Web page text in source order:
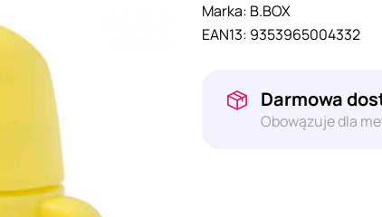
Marka: B.BOX
EAN13: 9353965004332
Darmowa
Obowązuje dla